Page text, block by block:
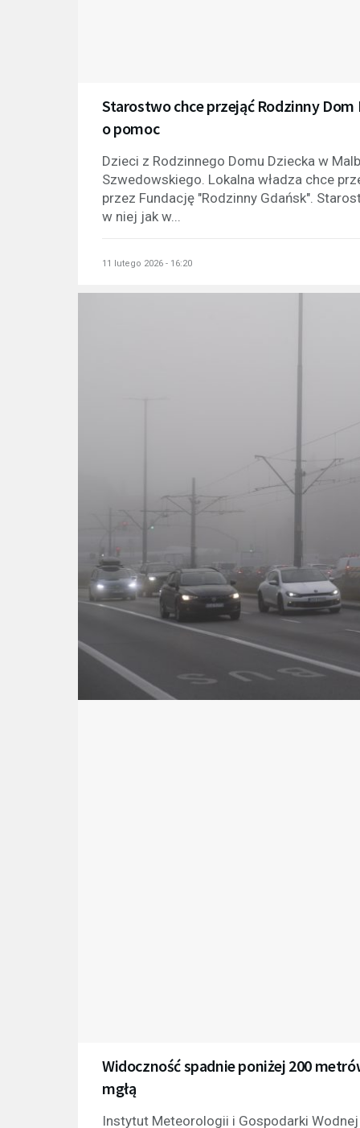
Starostwo chce przejąć Rodzinny
o pomoc
Dzieci z Rodzinnego Domu Dziecka w
Szwedowskiego. Lokalna władza chce
przez Fundację "Rodzinny Gdańsk".
w niej jak w...
11 lutego 2026 - 16:20
Widoczność spadnie poniżej 200
mgłą
Instytut Meteorologii i Gospodarki